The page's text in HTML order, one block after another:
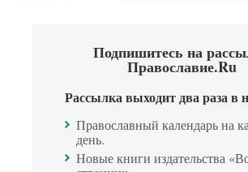
Подпишитесь на
Православие.Ru
Рассылка выходит два раза в
Православный календарь на
день.
Новые книги издательства